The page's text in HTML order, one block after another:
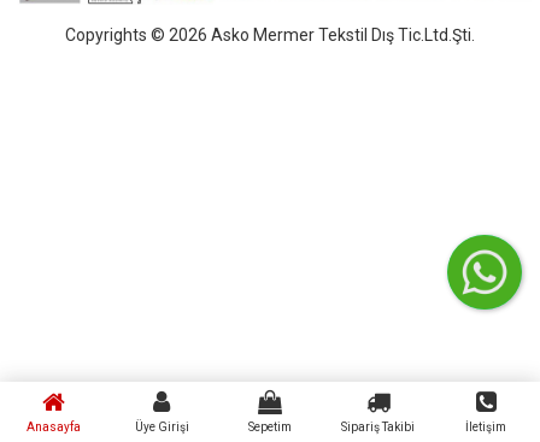
Anasayfa Üye Girişi Sepetim Sipariş Takibi İletişim
Copyrights © 2026 Asko Mermer Tekstil Dış Tic.Ltd.Şti.